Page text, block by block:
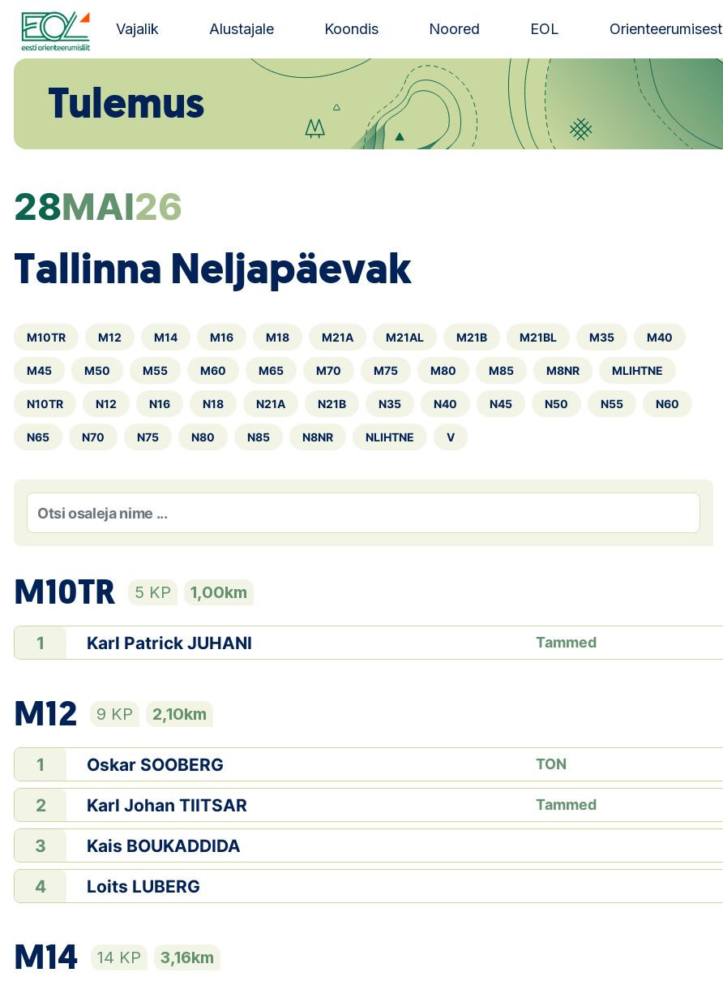
Liigu
juurde
Estonian Orienteering Federation
Vajalik Alustajale Koondis Noored EOL Orienteerumisest
Tulemus
28MAI26
Tallinna Neljapäevak
M10TR M12 M14 M16 M18 M21A M21AL M21B M21BL M35 M40
M45 M50 M55 M60 M65 M70 M75 M80 M85 M8NR MLIHTNE
N10TR N12 N16 N18 N21A N21B N35 N40 N45 N50 N55 N60
N65 N70 N75 N80 N85 N8NR NLIHTNE V
M10TR 5 KP 1,00km
1 Karl Patrick JUHANI Tammed
M12 9 KP 2,10km
1 Oskar SOOBERG TON
2 Karl Johan TIITSAR Tammed
3 Kais BOUKADDIDA
4 Loits LUBERG
M14 14 KP 3,16km